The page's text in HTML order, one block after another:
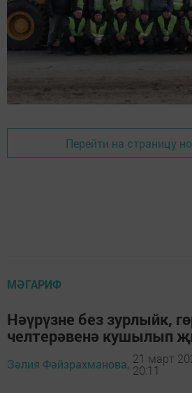
Перейти на страницу
МӘГАРИФ
Нәүрүзне без зурлыйк,
челтерәвенә кушылып
Зәлия Фәйзрахманова, 21 март
20:11